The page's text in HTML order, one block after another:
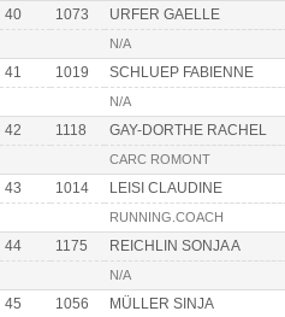
40 1073 URFER GAELLE
N/A
41 1019 SCHLUEP FABIENNE
N/A
42 1118 GAY-DORTHE RACHEL
CARC ROMONT
43 1014 LEISI CLAUDINE
RUNNING.COACH
44 1175 REICHLIN SONJA A
N/A
45 1056 MÜLLER SINJA